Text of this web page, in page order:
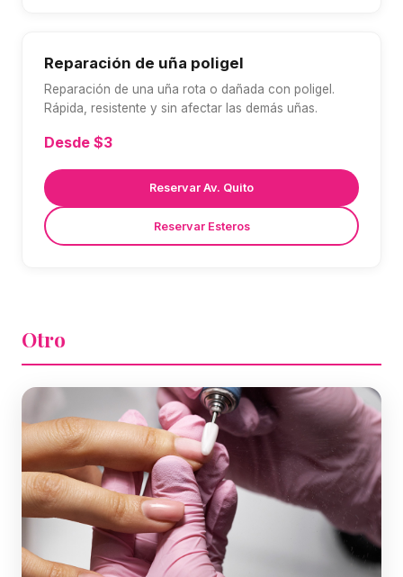
Reparación de uña poligel
Reparación de una uña rota o dañada con poligel.
Rápida, resistente y sin afectar las demás uñas.
Desde $3
Reservar Av. Quito
Reservar Esteros
Otro